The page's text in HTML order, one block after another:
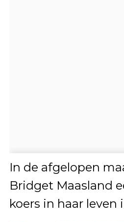
In de afgelopen
Bridget Maasland
koers in haar leven